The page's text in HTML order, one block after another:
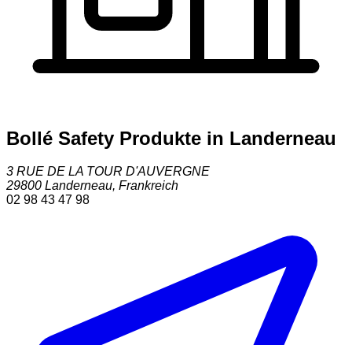
Bollé Safety Produkte in Landerneau
3 RUE DE LA TOUR D'AUVERGNE
29800 Landerneau, Frankreich
02 98 43 47 98